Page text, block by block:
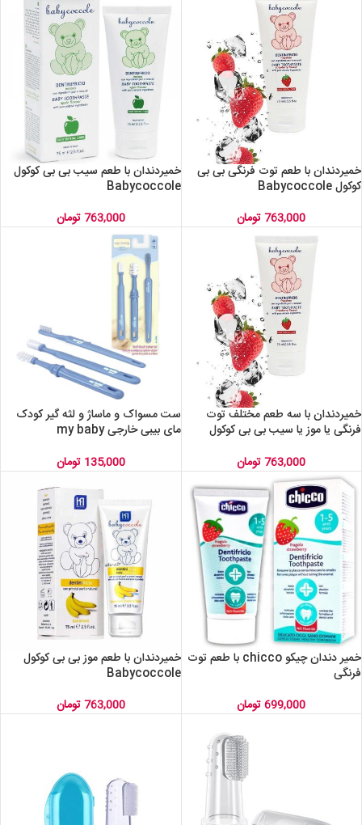
خمیردندان با طعم توت فرنگی بی بی
کوکول Babycoccole
763,000تومان
خمیردندان با طعم سیب بی بی کوکول
Babycoccole
763,000تومان
خمیردندان با سه طعم مختلف توت
فرنگی یا موز یا سیب بی بی کوکول
763,000تومان
ست مسواک و ماساژ و لثه گیر کودک
مای بیبی خارجی my baby
135,000 تومان
خمیر دندان چیکو chicco با طعم توت
فرنگی
699,000تومان
خمیردندان با طعم موز بی بی کوکول
Babycoccole
763,000تومان